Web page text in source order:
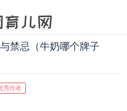
禁忌（牛奶哪个牌子
秀作者